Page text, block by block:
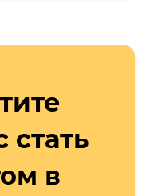
стать
в